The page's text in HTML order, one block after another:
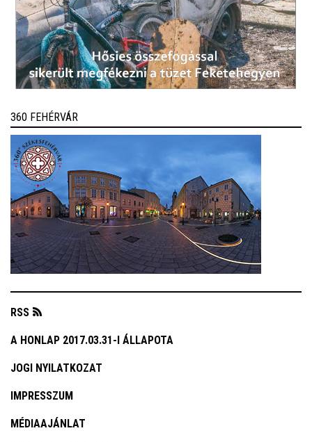
360 FEHÉRVÁR
RSS
A HONLAP 2017.03.31-I ÁLLAPOTA
JOGI NYILATKOZAT
IMPRESSZUM
MÉDIAAJÁNLAT